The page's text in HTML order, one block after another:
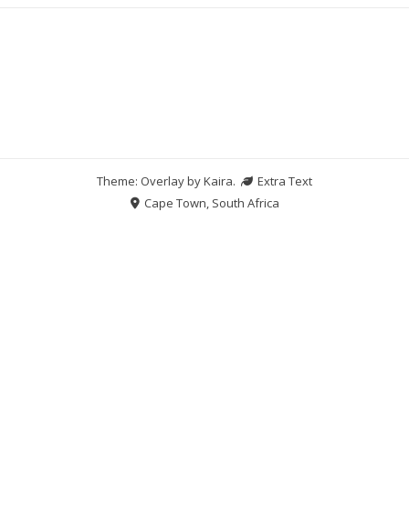
Theme: Overlay byKaira.
Extra Text
Cape Town, South Africa